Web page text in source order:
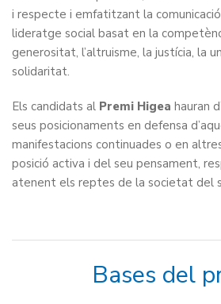
i respecte i emfatitzant la
lideratge social basat en la
generositat, l’altruisme, la justícia, la
solidaritat.
Els candidats al Premi Higea hauran
seus posicionaments en defensa
manifestacions continuades o en
posició activa i del seu pensament,
atenent els reptes de la societat del
Bases del